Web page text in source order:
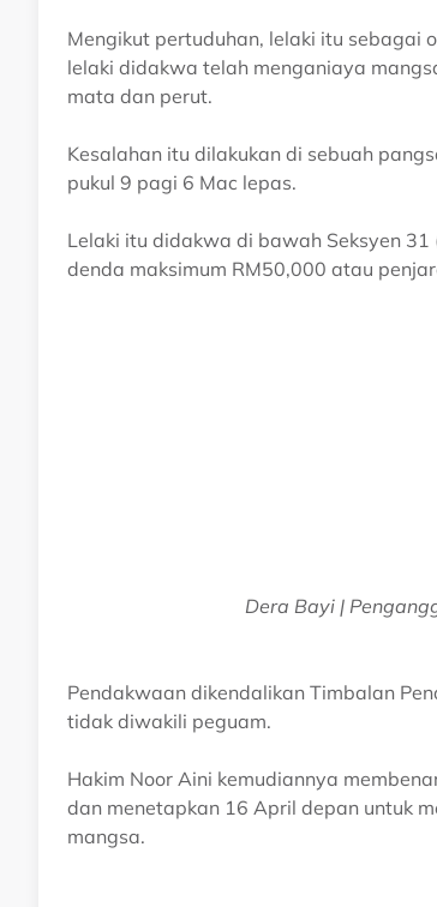
Mengikut pertuduhan, lelaki itu sebagai
lelaki didakwa telah menganiaya
mata dan perut.
Kesalahan itu dilakukan di sebuah
pukul 9 pagi 6 Mac lepas.
Lelaki itu didakwa di bawah Seksyen
denda maksimum RM50,000 atau
Dera Bayi |
Pendakwaan dikendalikan Timbalan
tidak diwakili peguam.
Hakim Noor Aini kemudiannya
dan menetapkan 16 April depan untuk
mangsa.